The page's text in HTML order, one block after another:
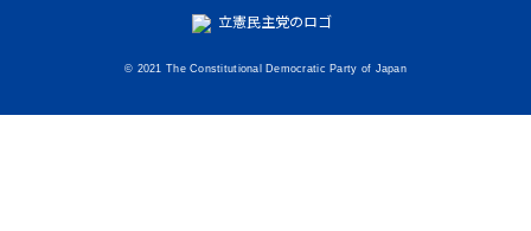
© 2021 The Constitutional Democratic Party of Japan